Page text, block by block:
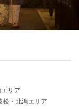
リア
松・北潟エリア